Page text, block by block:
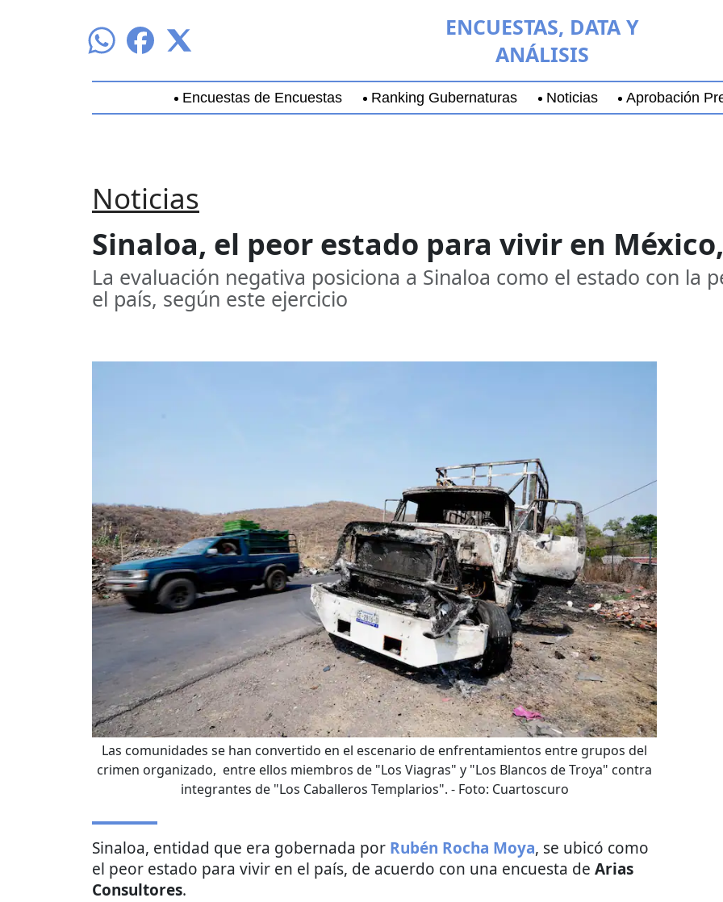
ENCUESTAS, DATA Y
ANÁLISIS
Encuestas de Encuestas Ranking Gubernaturas Noticias Aprobación
Noticias
Sinaloa, el peor estado para vivir en
La evaluación negativa posiciona a Sinaloa como el estado con la
el país, según este ejercicio
Las comunidades se han convertido en el escenario de enfrentamientos entre grupos del
crimen organizado, entre ellos miembros de "Los Viagras" y "Los Blancos de Troya" contra
integrantes de "Los Caballeros Templarios". - Foto: Cuartoscuro
Sinaloa, entidad que era gobernada por Rubén Rocha Moya, se ubicó como
el peor estado para vivir en el país, de acuerdo con una encuesta de Arias
Consultores.